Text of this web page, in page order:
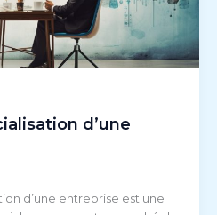
d’une
d’une entreprise est une